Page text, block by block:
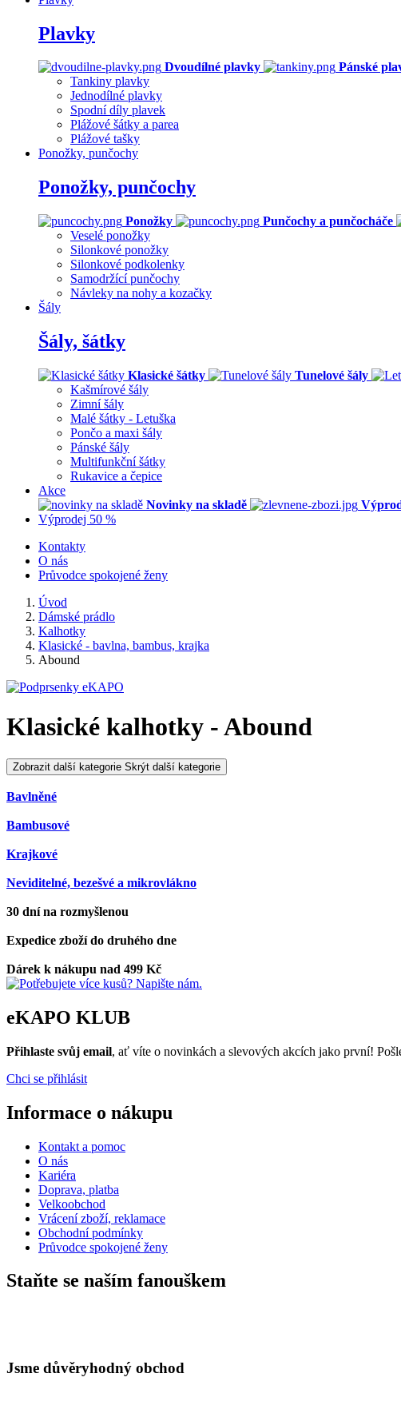
Plavky
Dvoudílné plavky Pánské
Tankiny plavky
Jednodílné plavky
Spodní díly plavek
Plážové šátky a parea
Plážové tašky
Ponožky, punčochy
Ponožky, punčochy
Ponožky Punčochy a punčocháče
Veselé ponožky
Silonkové ponožky
Silonkové podkolenky
Samodržící punčochy
Návleky na nohy a kozačky
Šály
Šály, šátky
Klasické šátky Tunelové šály
Kašmírové šály
Zimní šály
Malé šátky - Letuška
Pončo a maxi šály
Pánské šály
Multifunkční šátky
Rukavice a čepice
Akce
Novinky na skladě
Výprodej 50 %
Kontakty
O nás
Průvodce spokojené ženy
Úvod
Dámské prádlo
Kalhotky
Klasické - bavlna, bambus, krajka
Abound
Klasické kalhotky - Abound
Zobrazit další kategorie Skrýt další kategorie
Bavlněné
Bambusové
Krajkové
Neviditelné, bezešvé a mikrovlákno
30 dní na rozmyšlenou
Expedice zboží do druhého dne
Dárek k nákupu nad 499 Kč
eKAPO KLUB
Přihlaste svůj email, ať víte o novinkách a slevových akcích jako první!
Chci se přihlásit
Informace o nákupu
Kontakt a pomoc
O nás
Kariéra
Doprava, platba
Velkoobchod
Vrácení zboží, reklamace
Obchodní podmínky
Průvodce spokojené ženy
Staňte se naším fanouškem
Jsme důvěryhodný obchod